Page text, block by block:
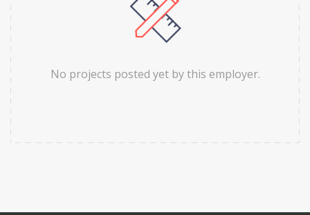
No projects posted yet by this employer.